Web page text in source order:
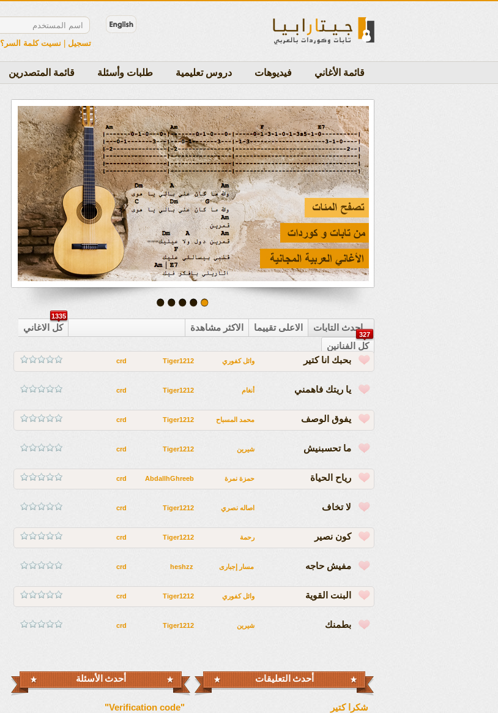
تسجيل نسيت كلمة السر؟
قائمة الأغاني فيديوهات دروس تعليمية طلبات وأسئلة قائمة المتصدرين
احدث التابات الاعلى تقييما الاكثر مشاهدة كل الاغاني
1335
كل الفنانين
327
بحبك انا كتير وائل كفوري Tiger1212
crd
يا ريتك فاهمني أنغام Tiger1212
crd
يفوق الوصف محمد المسباح Tiger1212
crd
ما تحسبنيش شيرين Tiger1212
crd
رياح الحياة حمزة نمرة AbdallhGhreeb
crd
لا تخاف اصاله نصري Tiger1212
crd
كون نصير رحمة Tiger1212
crd
مفيش حاجه مسار إجبارى heshzz
crd
البنت القوية وائل كفوري Tiger1212
crd
بطمنك شيرين Tiger1212
crd
أحدث التعليقات
شكرا كتير
أحدث الأسئلة
"Verification code"